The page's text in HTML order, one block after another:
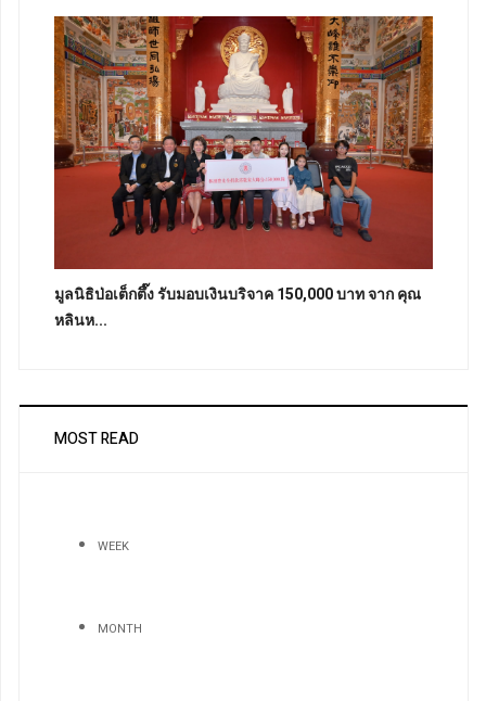
มูลนิธิป่อเต็กตึ๊ง รับมอบเงินบริจาค 150,000 บาท จาก คุณ
หลินห...
MOST READ
WEEK
MONTH